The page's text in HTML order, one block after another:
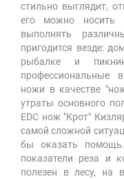
стильно выглядит,
его можно носить
выполнять
пригодится везде:
рыбалке и
профессиональные
ножи в качестве
утраты основного
EDC нож "Крот"
самой сложной
бы оказать
показатели реза и
полезен в лесу, на